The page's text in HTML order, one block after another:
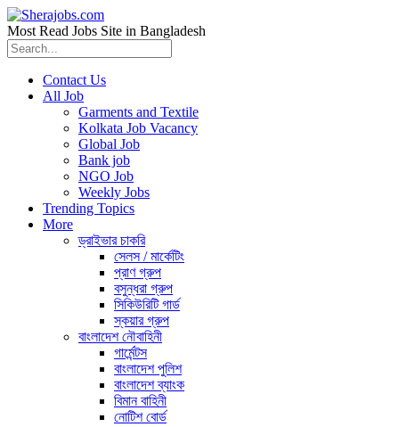
Most Read Jobs Site in Bangladesh
Contact Us
All Job
Garments and Textile
Kolkata Job Vacancy
Global Job
Bank job
NGO Job
Weekly Jobs
Trending Topics
More
ড্রাইভার চাকরি
সেলস / মার্কেটিং
প্রাণ গ্রুপ
বসুন্ধরা গ্রুপ
সিকিউরিটি গার্ড
স্কয়ার গ্রুপ
বাংলাদেশ নৌবাহিনী
গার্মেন্টস
বাংলাদেশ পুলিশ
বাংলাদেশ ব্যাংক
বিমান বাহিনী
নোটিশ বোর্ড